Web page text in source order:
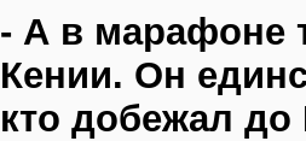
- А в марафоне
Кении. Он
кто добежал до